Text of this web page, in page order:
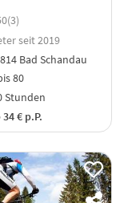
3)
seit 2019
Bad Schandau
80
Stunden
34 € p.P.